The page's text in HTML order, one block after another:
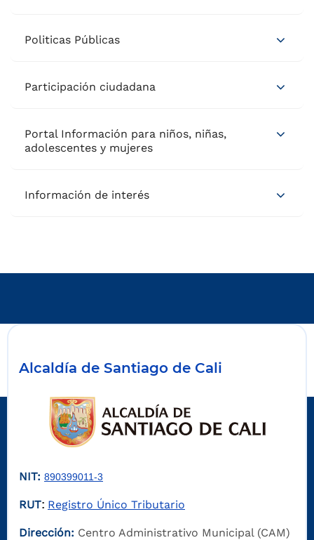
Politicas Públicas
Participación ciudadana
Portal Información para niños, niñas,
adolescentes y mujeres
Información de interés
Alcaldía de Santiago de Cali
NIT: 890399011-3
RUT: Registro Único Tributario
Dirección: Centro Administrativo Municipal (CAM)